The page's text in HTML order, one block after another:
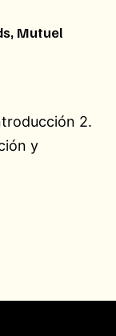
Mutuel
2.
y